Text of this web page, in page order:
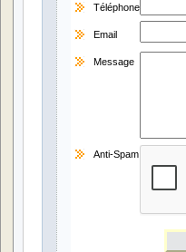
Téléphone
Email
Message
Anti-Spam